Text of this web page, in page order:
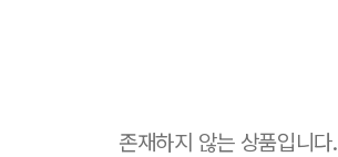
존재하지 않는 상품입니다.